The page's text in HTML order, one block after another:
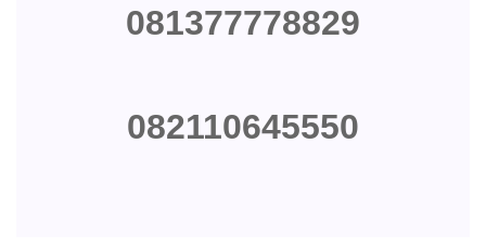
081377778829
082110645550